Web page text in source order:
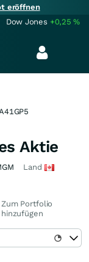
eröffnen
Dow Jones +0,25%
Aktie
Land
Zum Portfolio
hinzufügen